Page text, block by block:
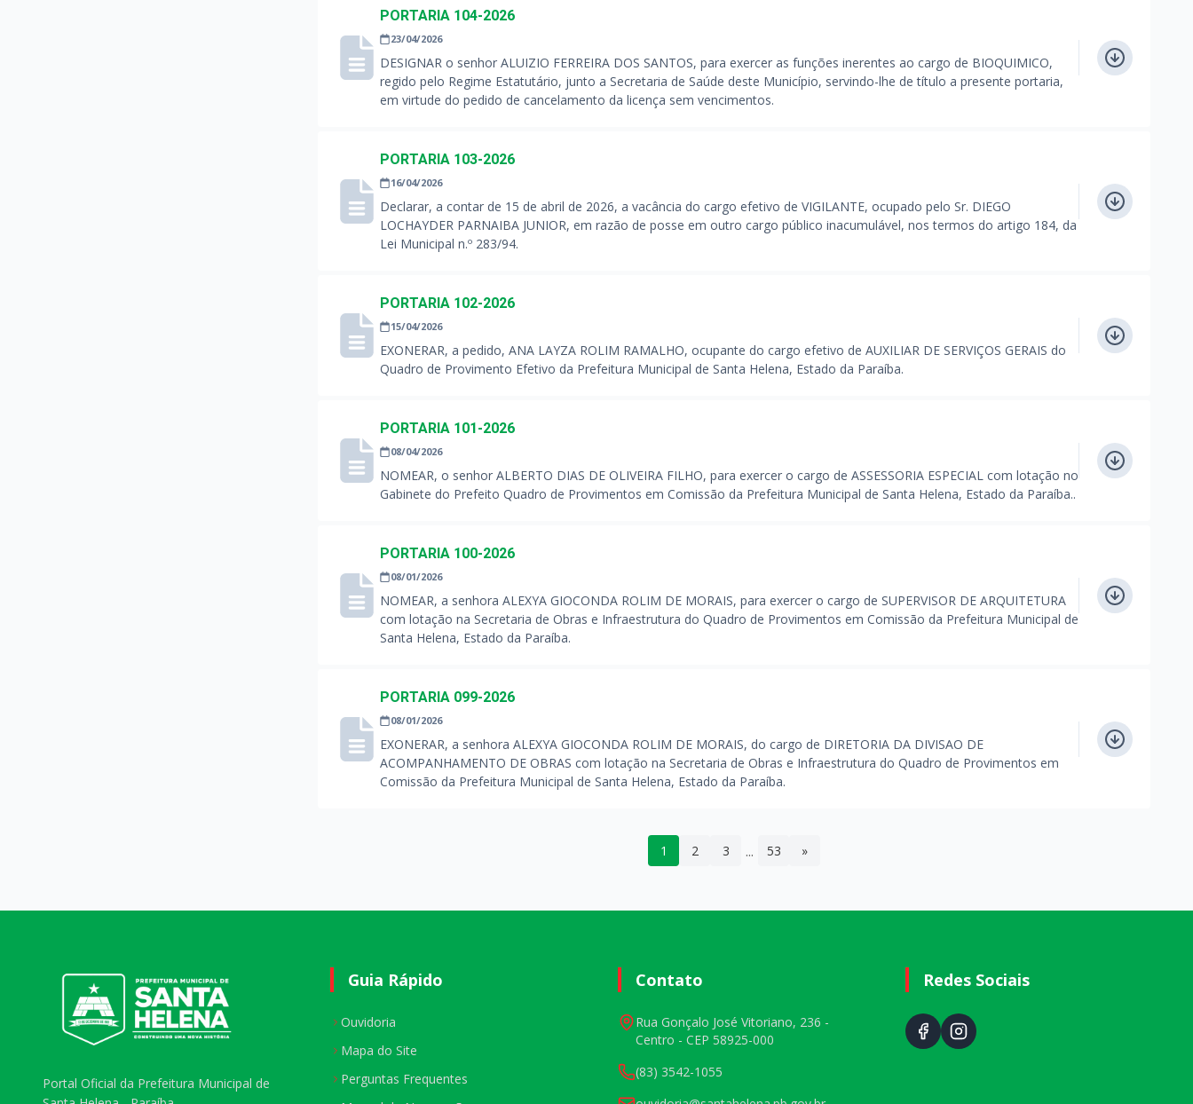
PORTARIA 104-2026
23/04/2026
DESIGNAR o senhor ALUIZIO FERREIRA DOS SANTOS, para exercer as funções inerentes ao cargo de BIOQUIMICO,
regido pelo Regime Estatutário, junto a Secretaria de Saúde deste Município, servindo-lhe de título a presente portaria,
em virtude do pedido de cancelamento da licença sem vencimentos.
PORTARIA 103-2026
16/04/2026
Declarar, a contar de 15 de abril de 2026, a vacância do cargo efetivo de VIGILANTE, ocupado pelo Sr. DIEGO
LOCHAYDER PARNAIBA JUNIOR, em razão de posse em outro cargo público inacumulável, nos termos do artigo 184, da
Lei Municipal n.º 283/94.
PORTARIA 102-2026
15/04/2026
EXONERAR, a pedido, ANA LAYZA ROLIM RAMALHO, ocupante do cargo efetivo de AUXILIAR DE SERVIÇOS GERAIS do
Quadro de Provimento Efetivo da Prefeitura Municipal de Santa Helena, Estado da Paraíba.
PORTARIA 101-2026
08/04/2026
NOMEAR, o senhor ALBERTO DIAS DE OLIVEIRA FILHO, para exercer o cargo de ASSESSORIA ESPECIAL com lotação no
Gabinete do Prefeito Quadro de Provimentos em Comissão da Prefeitura Municipal de Santa Helena, Estado da Paraíba..
PORTARIA 100-2026
08/01/2026
NOMEAR, a senhora ALEXYA GIOCONDA ROLIM DE MORAIS, para exercer o cargo de SUPERVISOR DE ARQUITETURA
com lotação na Secretaria de Obras e Infraestrutura do Quadro de Provimentos em Comissão da Prefeitura Municipal de
Santa Helena, Estado da Paraíba.
PORTARIA 099-2026
08/01/2026
EXONERAR, a senhora ALEXYA GIOCONDA ROLIM DE MORAIS, do cargo de DIRETORIA DA DIVISAO DE
ACOMPANHAMENTO DE OBRAS com lotação na Secretaria de Obras e Infraestrutura do Quadro de Provimentos em
Comissão da Prefeitura Municipal de Santa Helena, Estado da Paraíba.
1 2 3 ... 53 »
Portal Oficial da Prefeitura Municipal de
Guia Rápido
Ouvidoria
Mapa do Site
Perguntas Frequentes
Contato
Rua Gonçalo José Vitoriano, 236 -
Centro - CEP 58925-000
(83) 3542-1055
Redes Sociais